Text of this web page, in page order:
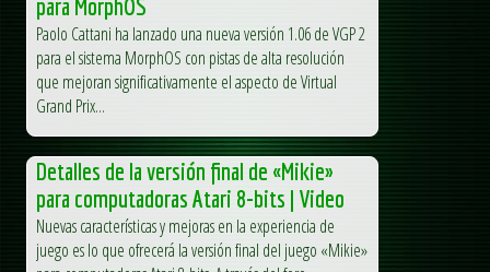
para MorphOS
Paolo Cattani ha lanzado una nueva versión 1.06 de VGP 2
para el sistema MorphOS con pistas de alta resolución
que mejoran significativamente el aspecto de Virtual
Grand Prix...
Detalles de la versión final de «Mikie»
para computadoras Atari 8-bits | Video
Nuevas características y mejoras en la experiencia de
juego es lo que ofrecerá la versión final del juego «Mikie»